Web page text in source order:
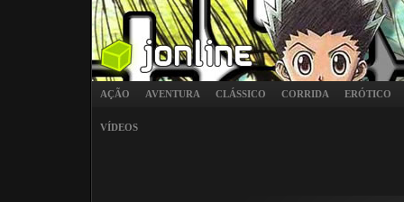
AÇÃO AVENTURA CLÁSSICO CORRIDA ERÓTICO
VÍDEOS